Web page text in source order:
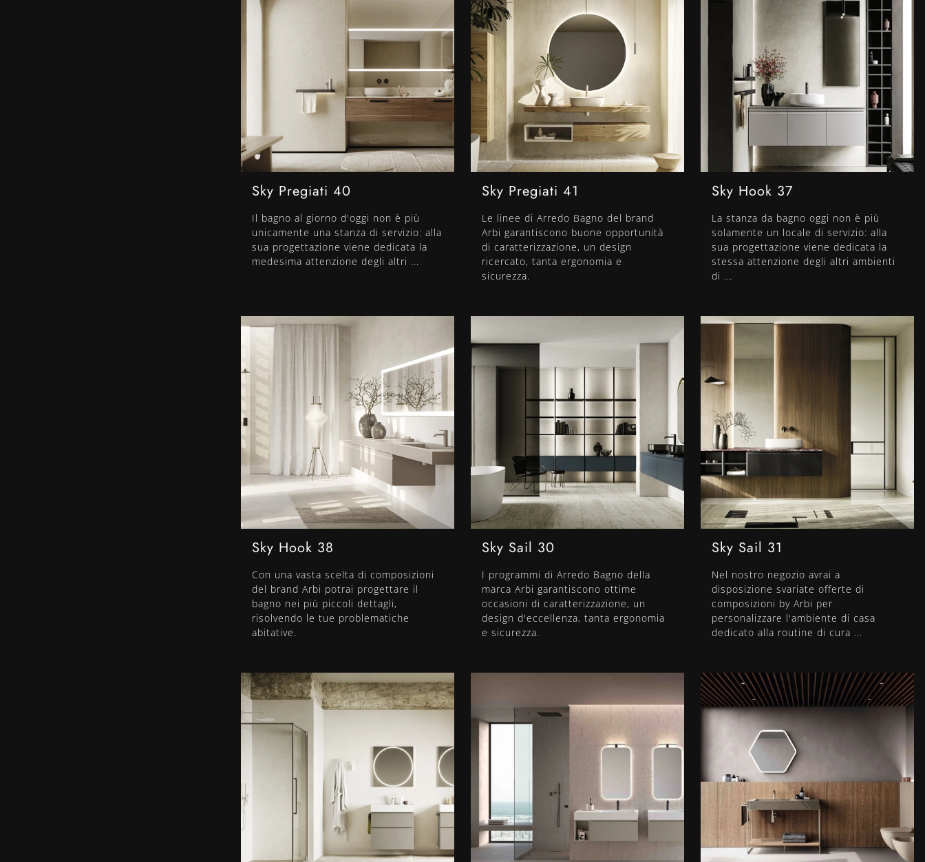
Sky Pregiati 40
Il bagno al giorno d'oggi non è più
unicamente una stanza di servizio: alla
sua progettazione viene dedicata la
medesima attenzione degli altri ...
Sky Pregiati 41
Le linee di Arredo Bagno del brand
Arbi garantiscono buone opportunità
di caratterizzazione, un design
ricercato, tanta ergonomia e
sicurezza.
Sky Hook 37
La stanza da bagno oggi non è più
solamente un locale di servizio: alla
sua progettazione viene dedicata la
stessa attenzione degli altri ambienti
di ...
Sky Hook 38
Con una vasta scelta di composizioni
del brand Arbi potrai progettare il
bagno nei più piccoli dettagli,
risolvendo le tue problematiche
abitative.
Sky Sail 30
I programmi di Arredo Bagno della
marca Arbi garantiscono ottime
occasioni di caratterizzazione, un
design d'eccellenza, tanta ergonomia
e sicurezza.
Sky Sail 31
Nel nostro negozio avrai a
disposizione svariate offerte di
composizioni by Arbi per
personalizzare l'ambiente di casa
dedicato alla routine di cura ...